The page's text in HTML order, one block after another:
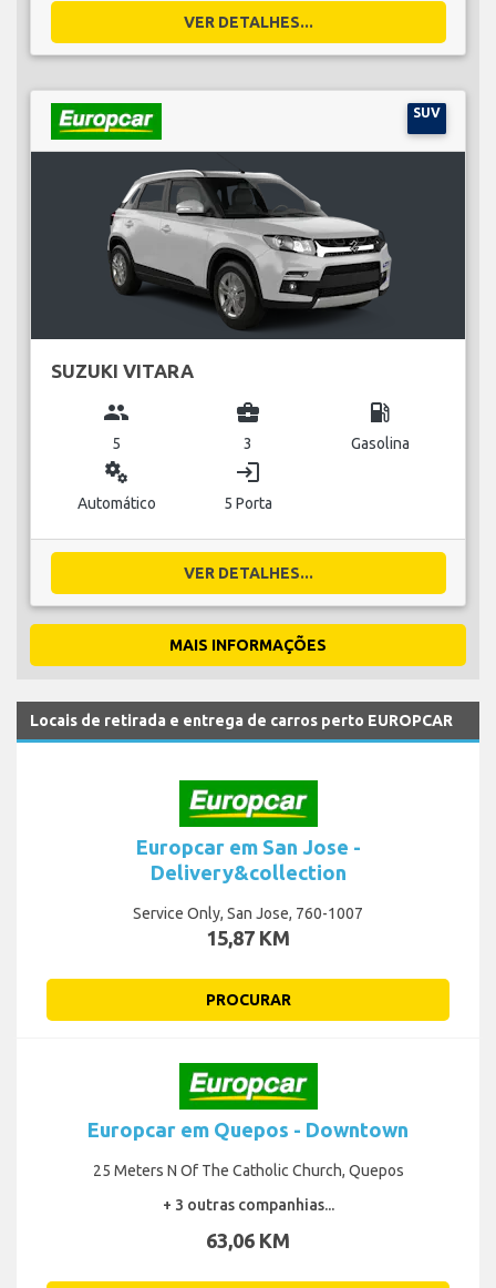
VER DETALHES...
SUV
SUZUKI VITARA
group
5
business_center
3
local_gas_station
Gasolina
miscellaneous_services
Automático
login
5 Porta
VER DETALHES...
MAIS INFORMAÇÕES
Locais de retirada e entrega de carros perto EUROPCAR
Europcar em San Jose -
Delivery&collection
Service Only, San Jose, 760-1007
15,87 KM
PROCURAR
Europcar em Quepos - Downtown
25 Meters N Of The Catholic Church, Quepos
+ 3 outras companhias...
63,06 KM